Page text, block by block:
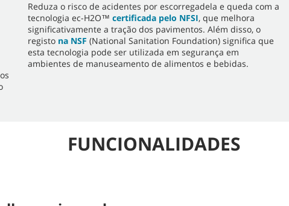
Reduza o risco de acidentes por escorregadela e queda com a
tecnologia ec-H2O™ certificada pelo NFSI, que melhora
significativamente a tração dos pavimentos. Além disso, o
registo na NSF (National Sanitation Foundation) significa que
esta tecnologia pode ser utilizada em segurança em
ambientes de manuseamento de alimentos e bebidas.
FUNCIONALIDADES